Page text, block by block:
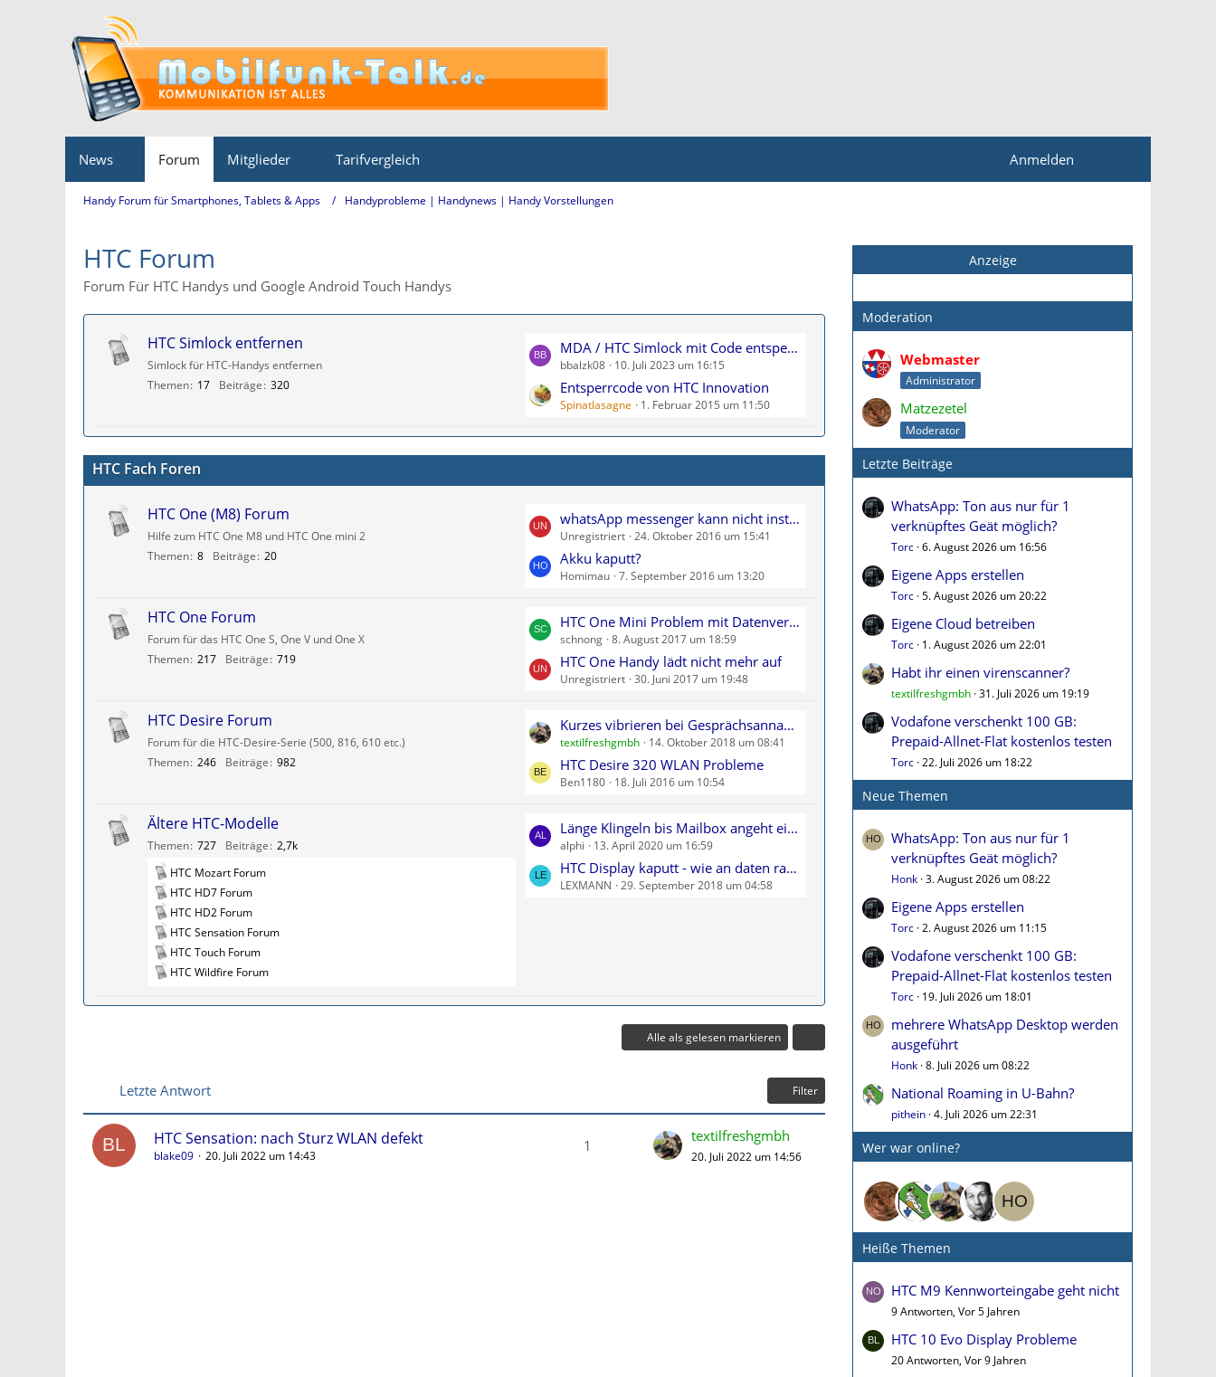
News Forum Mitglieder Tarifvergleich Anmelden
Handy Forum für Smartphones, Tablets & Apps Handyprobleme | Handynews | Handy Vorstellungen
HTC Forum
Forum Für HTC Handys und Google Android Touch Handys
HTC Simlock entfernen
Simlock für HTC-Handys entfernen
Themen 17 Beiträge 320
L
e
t
z
e
t
ä
MDA / HTC Simlock mit Code entsperren kostenlos
bbalzk08 10. Juli 2023 um 16:15
Entsperrcode von HTC Innovation
Spinatlasagne 1. Februar 2015 um 11:50
HTC Fach Foren
HTC One (M8) Forum
Hilfe zum HTC One M8 und HTC One mini 2
Themen 8 Beiträge 20
L
e
t
z
e
B
e
i
ä
e
whatsApp messenger kann nicht instaliert eerden
Unregistriert 24. Oktober 2016 um 15:41
Akku kaputt?
Homimau 7. September 2016 um 13:20
HTC One Forum
Forum für das HTC One S, One V und One X
Themen 217 Beiträge 719
L
e
t
z
e
B
e
i
ä
g
e
HTC One Mini Problem mit Datenverbindung und Zoomfunktion
schnong 8. August 2017 um 18:59
HTC One Handy lädt nicht mehr auf
Unregistriert 30. Juni 2017 um 19:48
HTC Desire Forum
Forum für die HTC-Desire-Serie (500, 816, 610 etc.)
Themen 246 Beiträge 982
L
e
t
z
e
B
e
i
Kurzes vibrieren bei Gesprächsannahme wie abstellen?
textilfreshgmbh 14. Oktober 2018 um 08:41
HTC Desire 320 WLAN Probleme
Ben1180 18. Juli 2016 um 10:54
Ältere HTC-Modelle
Themen 727 Beiträge 2,7k
L
e
t
z
t
Länge Klingeln bis Mailbox angeht einstellen????
alphi 13. April 2020 um 16:59
HTC Display kaputt - wie an daten rankommen?
LEXMANN 29. September 2018 um 04:58
U
n
r
HTC Mozart Forum
HTC HD7 Forum
HTC HD2 Forum
HTC Sensation Forum
HTC Touch Forum
HTC Wildfire Forum
Alle als gelesen markieren
Letzte Antwort Filter
HTC Sensation: nach Sturz WLAN defekt
blake09 20. Juli 2022 um 14:43
1
textilfreshgmbh
20. Juli 2022 um 14:56
Anzeige
Moderation
Webmaster
Administrator
Matzezetel
Moderator
Letzte Beiträge
WhatsApp: Ton aus nur für 1
verknüpftes Geät möglich?
Torc 6. August 2026 um 16:56
Eigene Apps erstellen
Torc 5. August 2026 um 20:22
Eigene Cloud betreiben
Torc 1. August 2026 um 22:01
Habt ihr einen virenscanner?
textilfreshgmbh 31. Juli 2026 um 19:19
Vodafone verschenkt 100 GB:
Prepaid-Allnet-Flat kostenlos testen
Torc 22. Juli 2026 um 18:22
Neue Themen
WhatsApp: Ton aus nur für 1
verknüpftes Geät möglich?
Honk 3. August 2026 um 08:22
Eigene Apps erstellen
Torc 2. August 2026 um 11:15
Vodafone verschenkt 100 GB:
Prepaid-Allnet-Flat kostenlos testen
Torc 19. Juli 2026 um 18:01
mehrere WhatsApp Desktop werden
ausgeführt
Honk 8. Juli 2026 um 08:22
National Roaming in U-Bahn?
pithein 4. Juli 2026 um 22:31
Wer war online?
Heiße Themen
HTC M9 Kennworteingabe geht nicht
9 Antworten, Vor 5 Jahren
HTC 10 Evo Display Probleme
20 Antworten, Vor 9 Jahren